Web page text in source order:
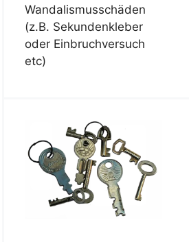
Wandalismusschäden
(z.B. Sekundenkleber
oder Einbruchversuch
etc)